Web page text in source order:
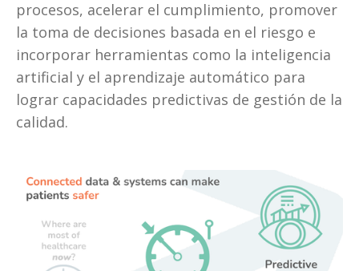
procesos, acelerar el cumplimiento, promover
la toma de decisiones basada en el riesgo e
incorporar herramientas como la inteligencia
artificial y el aprendizaje automático para
lograr capacidades predictivas de gestión de la
calidad.